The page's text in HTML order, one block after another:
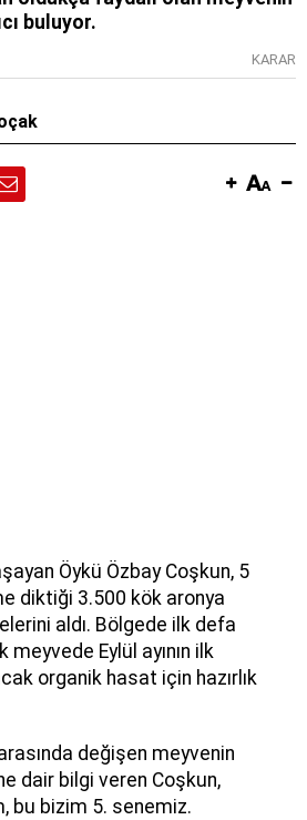
buluyor.
KARAR
Öykü Özbay Coşkun, 5
diktiği 3.500 kök aronya
aldı. Bölgede ilk defa
Eylül ayının ilk
organik hasat için hazırlık
değişen meyvenin
dair bilgi veren Coşkun,
bu bizim 5. senemiz.